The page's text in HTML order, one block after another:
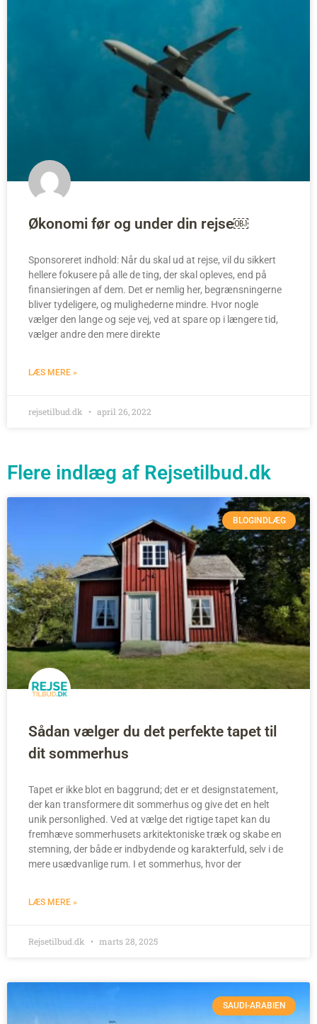
Økonomi før og under din rejse￼
Sponsoreret indhold: Når du skal ud at rejse, vil du sikkert
hellere fokusere på alle de ting, der skal opleves, end på
finansieringen af dem. Det er nemlig her, begrænsningerne
bliver tydeligere, og mulighederne mindre. Hvor nogle
vælger den lange og seje vej, ved at spare op i længere tid,
vælger andre den mere direkte
LÆS MERE »
rejsetilbud.dk april 26, 2022
Flere indlæg af Rejsetilbud.dk
BLOGINDLÆG
Sådan vælger du det perfekte tapet til
dit sommerhus
Tapet er ikke blot en baggrund; det er et designstatement,
der kan transformere dit sommerhus og give det en helt
unik personlighed. Ved at vælge det rigtige tapet kan du
fremhæve sommerhusets arkitektoniske træk og skabe en
stemning, der både er indbydende og karakterfuld, selv i de
mere usædvanlige rum. I et sommerhus, hvor der
LÆS MERE »
Rejsetilbud.dk marts 28, 2025
SAUDI-ARABIEN